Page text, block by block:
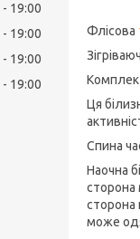
Флісова
Ця
Спина
Наочна
сторона
сторона
може
19:00
19:00
19:00
19:00